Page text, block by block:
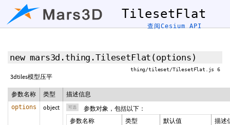
TilesetFlat
查阅Cesium API
new mars3d.thing.TilesetFlat (options )
thing/tileset/TilesetFlat.js 6
3dtiles模型压平
参数名称 类型 描述信息
options object 可选
参数对象，包括以下：
参数名称
类型 默认值 描述